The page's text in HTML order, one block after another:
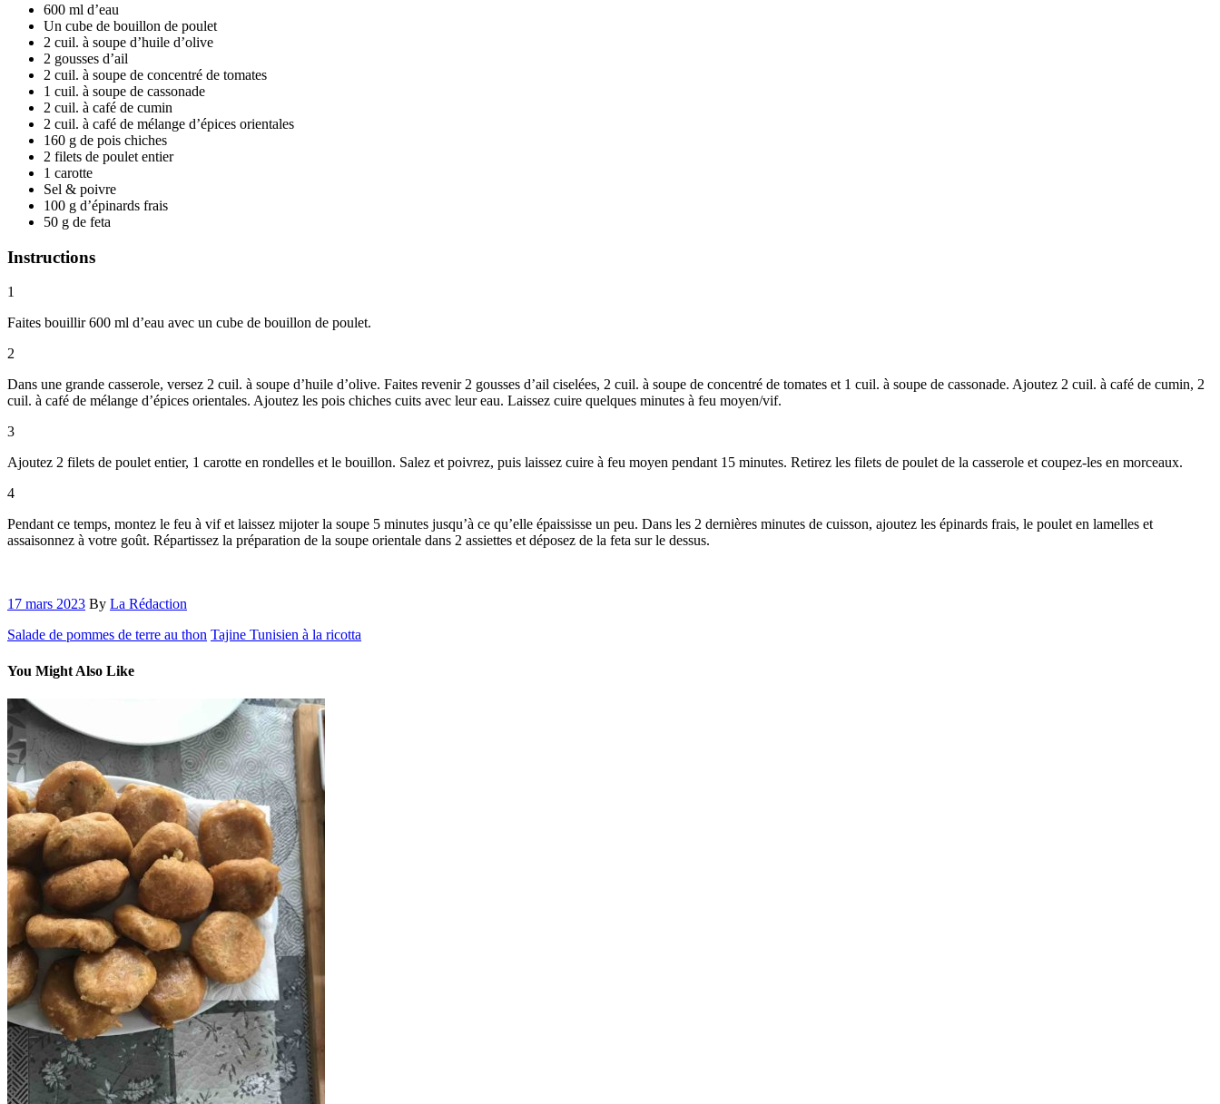
600 ml d’eau
Un cube de bouillon de poulet
2 cuil. à soupe d’huile d’olive
2 gousses d’ail
2 cuil. à soupe de concentré de tomates
1 cuil. à soupe de cassonade
2 cuil. à café de cumin
2 cuil. à café de mélange d’épices orientales
160 g de pois chiches
2 filets de poulet entier
1 carotte
Sel & poivre
100 g d’épinards frais
50 g de feta
Instructions
1
Faites bouillir 600 ml d’eau avec un cube de bouillon de poulet.
2
Dans une grande casserole, versez 2 cuil. à soupe d’huile d’olive. Faites revenir 2 gousses d’ail ciselées, 2 cuil. à soupe de concentré de tomates et 1 cuil. à soupe de cassonade. Ajoutez 2 cuil. à café de cumin, 2
cuil. à café de mélange d’épices orientales. Ajoutez les pois chiches cuits avec leur eau. Laissez cuire quelques minutes à feu moyen/vif.
3
Ajoutez 2 filets de poulet entier, 1 carotte en rondelles et le bouillon. Salez et poivrez, puis laissez cuire à feu moyen pendant 15 minutes. Retirez les filets de poulet de la casserole et coupez-les en morceaux.
4
Pendant ce temps, montez le feu à vif et laissez mijoter la soupe 5 minutes jusqu’à ce qu’elle épaississe un peu. Dans les 2 dernières minutes de cuisson, ajoutez les épinards frais, le poulet en lamelles et
assaisonnez à votre goût. Répartissez la préparation de la soupe orientale dans 2 assiettes et déposez de la feta sur le dessus.
17 mars 2023 By La Rédaction
Salade de pommes de terre au thon Tajine Tunisien à la ricotta
You Might Also Like